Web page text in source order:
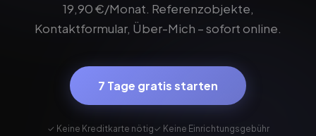
19,90 €/Monat. Referenzobjekte,
Kontaktformular, Über-Mich – sofort online.
7 Tage gratis starten
✓ Keine Kreditkarte nötig✓ Keine Einrichtungsgebühr